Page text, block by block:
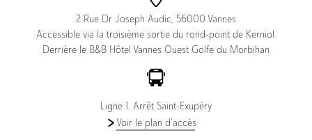
Actus
2 Rue Dr Joseph Audic, 56000 Vannes
Accessible via la troisième sortie du rond-point de Kerniol.
Derrière le B&B Hôtel Vannes Ouest Golfe du Morbihan
Ligne 1. Arrêt Saint-Exupéry
Voir le plan d’accès